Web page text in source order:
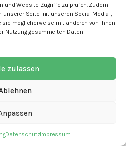
und Website-Zugriffe zu prüfen. Zudem
unserer Seite mit unseren Social Media-,
sie möglicherweise mit anderen von Ihnen
Nutzung gesammelten Daten
zulassen
DatenschutzImpressum
Newsletter
Spenden